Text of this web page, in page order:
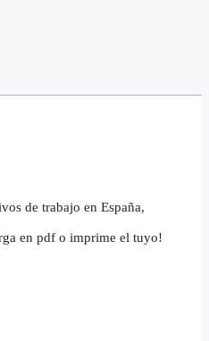
de trabajo en España,
en pdf o imprime el tuyo!